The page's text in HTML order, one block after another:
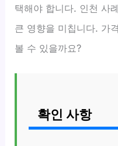
택해야 합니다. 인천 사
큰 영향을 미칩니다. 가
볼 수 있을까요?
확인 사항